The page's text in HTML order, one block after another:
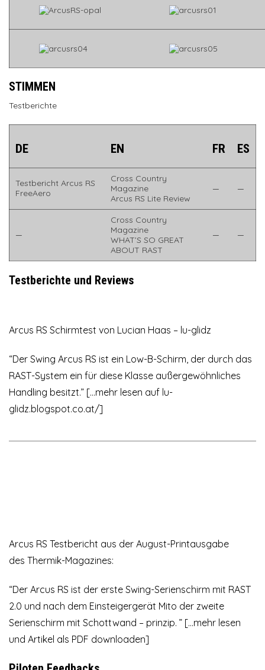
STIMMEN
Testberichte
DE EN FR ES
Testbericht Arcus RS
FreeAero
Cross Country
Magazine
Arcus RS Lite Review
— —
—
Cross Country
Magazine
WHAT’S SO GREAT
ABOUT RAST
— —
Testberichte und Reviews
Arcus RS Schirmtest von Lucian Haas – lu-glidz
“Der Swing Arcus RS ist ein Low-B-Schirm, der durch das
RAST-System ein für diese Klasse außergewöhnliches
Handling besitzt.” […mehr lesen auf lu-
glidz.blogspot.co.at/]
Arcus RS Testbericht aus der August-Printausgabe
des Thermik-Magazines:
“Der Arcus RS ist der erste Swing-Serienschirm mit RAST
2.0 und nach dem Einsteigergerät Mito der zweite
Serienschirm mit Schottwand – prinzip. ” […mehr lesen
und Artikel als PDF downloaden]